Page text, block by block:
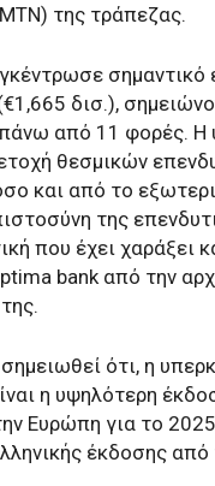
) της τράπεζας.
σημαντικό
€1,665 δισ.),
από 1 1 φορές. Η
θεσμικών
και από το
της
που έχει χαράξει
bank από την
της.
ότι, η
η υψηλότερη
Ευρώπη για το
ς έκδοσης από